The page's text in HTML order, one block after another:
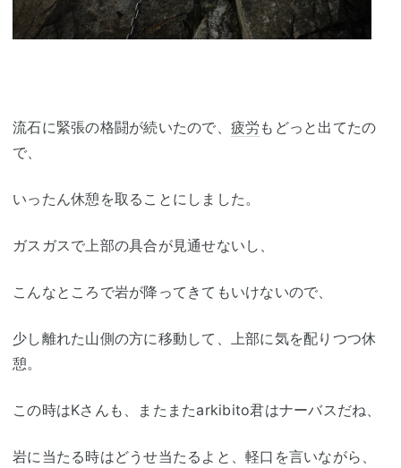
流石に緊張の格闘が続いたので、 疲労 もどっと出てたの
で、
いったん休憩を取ることにしました。
ガスガスで上部の具合が見通せないし、
こんなところで岩が降ってきてもいけないので、
少し離れた山側の方に移動して、上部に気を配りつつ休
憩。
この時はKさんも、またまたarkibito君はナーバスだね、
岩に当たる時はどうせ当たるよと、軽口を言いながら、